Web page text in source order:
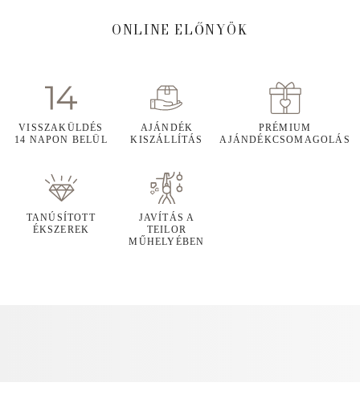
ONLINE ELŐNYÖK
VISSZAKÜLDÉS
14 NAPON BELÜL
AJÁNDÉK
KISZÁLLÍTÁS
PRÉMIUM
AJÁNDÉKCSOMAGOLÁS
TANÚSÍTOTT
ÉKSZEREK
JAVÍTÁS A
TEILOR
MŰHELYÉBEN